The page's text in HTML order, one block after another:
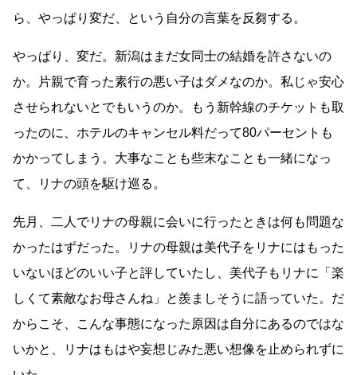
ら、やっぱり変だ、という自分の言葉を反芻する。
やっぱり、変だ。新潟はまだ女同士の結婚を許さないの
か。片親で育った素行の悪い子はダメなのか。私じゃ安心
させられないとでもいうのか。もう新幹線のチケットも取
ったのに、ホテルのキャンセル料だって80パーセントも
かかってしまう。大事なことも些末なことも一緒になっ
て、リナの頭を駆け巡る。
先月、二人でリナの母親に会いに行ったときは何も問題な
かったはずだった。リナの母親は美代子をリナにはもった
いないほどのいい子と評していたし、美代子もリナに「楽
しくて素敵なお母さんね」と羨ましそうに語っていた。だ
からこそ、こんな事態になった原因は自分にあるのではな
いかと、リナはもはや妄想じみた悪い想像を止められずに